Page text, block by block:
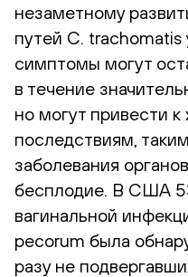
незаметному
путей C.
симптомы могут
в течение
но могут привести
последствиям,
заболевания
бесплодие. В США
вагинальной
pecorum была
разу не